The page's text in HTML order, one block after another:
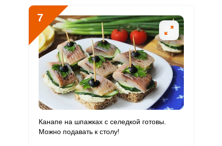
7
Канапе на шпажках с селедкой готовы.
Можно подавать к столу!